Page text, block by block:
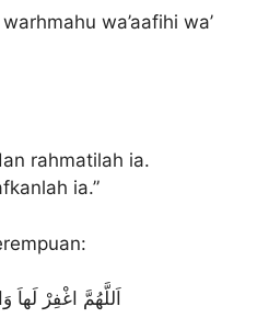
wa’aafihi wa’
rahmatilah ia.
ia.”
اَللَّهُمَّ اغْفِرْ